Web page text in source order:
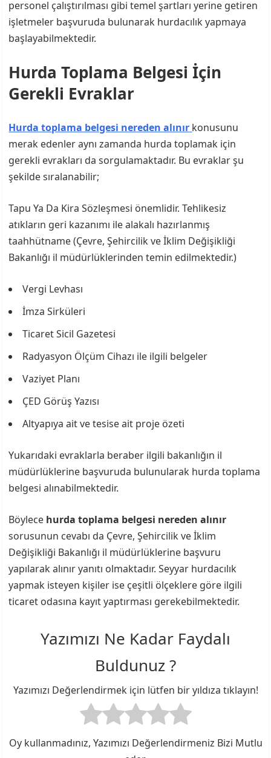
personel çalıştırılması gibi temel şartları yerine getiren
işletmeler başvuruda bulunarak hurdacılık yapmaya
başlayabilmektedir.
Hurda Toplama Belgesi İçin
Gerekli Evraklar
Hurda toplama belgesi nereden alınır konusunu
merak edenler aynı zamanda hurda toplamak için
gerekli evrakları da sorgulamaktadır. Bu evraklar şu
şekilde sıralanabilir;
Tapu Ya Da Kira Sözleşmesi önemlidir. Tehlikesiz
atıkların geri kazanımı ile alakalı hazırlanmış
taahhütname (Çevre, Şehircilik ve İklim Değişikliği
Bakanlığı il müdürlüklerinden temin edilmektedir.)
Vergi Levhası
İmza Sirküleri
Ticaret Sicil Gazetesi
Radyasyon Ölçüm Cihazı ile ilgili belgeler
Vaziyet Planı
ÇED Görüş Yazısı
Altyapıya ait ve tesise ait proje özeti
Yukarıdaki evraklarla beraber ilgili bakanlığın il
müdürlüklerine başvuruda bulunularak hurda toplama
belgesi alınabilmektedir.
Böylece hurda toplama belgesi nereden alınır
sorusunun cevabı da Çevre, Şehircilik ve İklim
Değişikliği Bakanlığı il müdürlüklerine başvuru
yapılarak alınır yanıtı olmaktadır. Seyyar hurdacılık
yapmak isteyen kişiler ise çeşitli ölçeklere göre ilgili
ticaret odasına kayıt yaptırması gerekebilmektedir.
Yazımızı Ne Kadar Faydalı
Buldunuz ?
Yazımızı Değerlendirmek için lütfen bir yıldıza tıklayın!
Oy kullanmadınız, Yazımızı Değerlendirmeniz Bizi Mutlu